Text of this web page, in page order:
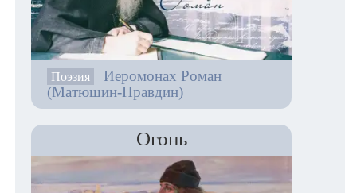
Поэзия
Иеромонах Роман
(Матюшин-Правдин)
Огонь